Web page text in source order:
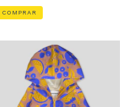
COMPRAR